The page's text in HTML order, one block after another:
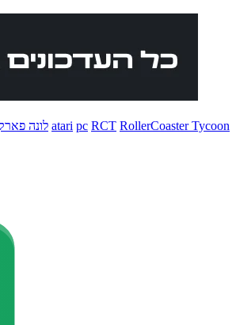
atari pc RCT RollerCoaster Tycoon לונה